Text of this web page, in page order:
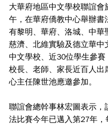
大華府地區中文學校聯誼會
午，在華府僑教中心舉辦書
有黎明、華府、洛城、中華
慈濟、北維實驗及德立華中
中文學校、近30位學生參賽
校長、老師、家長近百人出
心主任陳世池應邀參加。
聯誼會總幹事林宏圖表示，
法比賽今年已邁入第27年，